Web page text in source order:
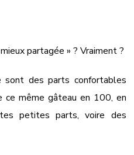
partagée » ? Vraiment ?
des parts confortables
ce même gâteau en 100, en
petites parts, voire des